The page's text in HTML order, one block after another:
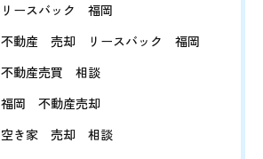
リースバック 福岡
不動産 売却 リースバック 福岡
不動産売買 相談
福岡 不動産売却
空き家 売却 相談